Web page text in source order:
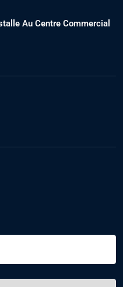
Au Centre Commercial